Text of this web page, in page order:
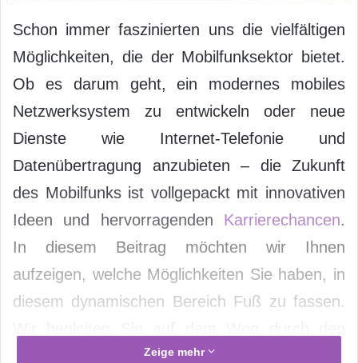
Schon immer faszinierten uns die vielfältigen
Möglichkeiten, die der Mobilfunksektor bietet.
Ob es darum geht, ein modernes mobiles
Netzwerksystem zu entwickeln oder neue
Dienste wie Internet-Telefonie und
Datenübertragung anzubieten – die Zukunft
des Mobilfunks ist vollgepackt mit innovativen
Ideen und hervorragenden Karrierechancen.
In diesem Beitrag möchten wir Ihnen
aufzeigen, welche Möglichkeiten Sie haben, in
diesem dynamischen Bereich Fuß zu fassen.
Mobilfunksektor und helfen Ihnen so bei der
Zeige mehr